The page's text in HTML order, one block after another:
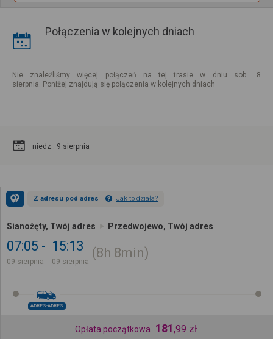
Połączenia w kolejnych dniach
Nie znaleźliśmy więcej połączeń na tej trasie w dniu sob.. 8
sierpnia. Poniżej znajdują się połączenia w kolejnych dniach
niedz.. 9 sierpnia
Z adresu pod adres Jak to działa?
Sianożęty, Twój adres Przedwojewo, Twój adres
07:05
09 sierpnia
15:13
09 sierpnia
8h 8min
ADRES-ADRES
Opłata początkowa 181,99 zł